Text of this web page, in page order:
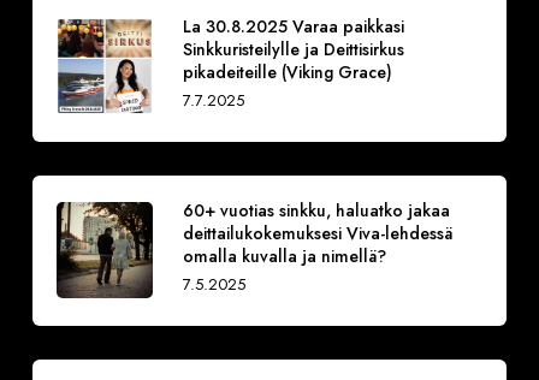
La 30.8.2025 Varaa paikkasi
Sinkkuristeilylle ja Deittisirkus
pikadeiteille (Viking Grace)
7.7.2025
60+ vuotias sinkku, haluatko jakaa
deittailukokemuksesi Viva-lehdessä
omalla kuvalla ja nimellä?
7.5.2025